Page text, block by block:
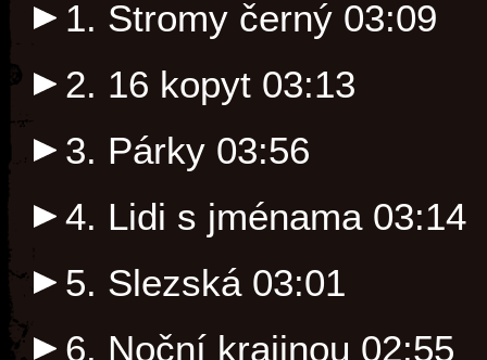
1. Stromy černý 03:09
2. 16 kopyt 03:13
3. Párky 03:56
4. Lidi s jménama 03:14
5. Slezská 03:01
6. Noční krajinou 02:55